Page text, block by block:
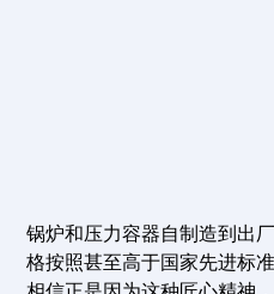
锅炉和压力容器自制造到出
格按照甚至高于国家先进标准